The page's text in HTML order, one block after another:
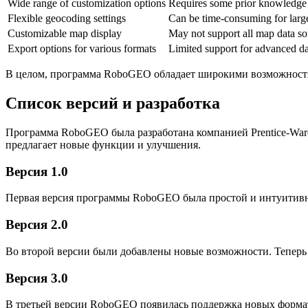
Wide range of customization options Requires some prior
Flexible geocoding settings
Can be time-consuming for
Customizable map display
May not support all map data
Export options for various formats
Limited support for advanced
В целом, программа RoboGEO обладает широкими
Список версий и разработка
Программа RoboGEO была разработана компанией Prentice-
предлагает новые функции и улучшения.
Версия 1.0
Первая версия программы RoboGEO была простой и
Версия 2.0
Во второй версии были добавлены новые возможности.
Версия 3.0
В третьей версии RoboGEO появилась поддержка новых